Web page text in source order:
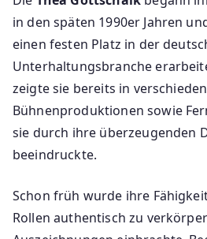
in den späten 1990er Jahren
einen festen Platz in der
Unterhaltungsbranche
zeigte sie bereits in
Bühnenproduktionen sowie
sie durch ihre überzeugenden
beeindruckte.
Schon früh wurde ihre
Rollen authentisch zu